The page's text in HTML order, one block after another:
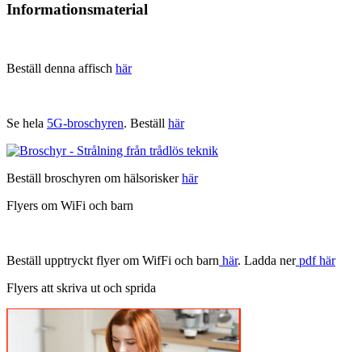
Informationsmaterial
Beställ denna affisch här
Se hela 5G-broschyren. Beställ här
Beställ broschyren om hälsoriskerhär
Flyers om WiFi och barn
Beställ upptryckt flyer om WifFi och barn här. Ladda nerpdf här
Flyers att skriva ut och sprida